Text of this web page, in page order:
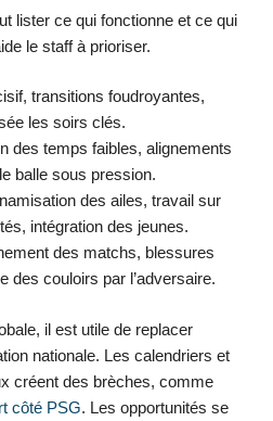
lister ce qui fonctionne et ce qui
le staff à prioriser.
transitions foudroyantes,
les soirs clés.
des temps faibles, alignements
balle sous pression.
des ailes, travail sur
intégration des jeunes.
des matchs, blessures
des couloirs par l’adversaire.
il est utile de replacer
nationale. Les calendriers et
créent des brèches, comme
côté PSG. Les opportunités se